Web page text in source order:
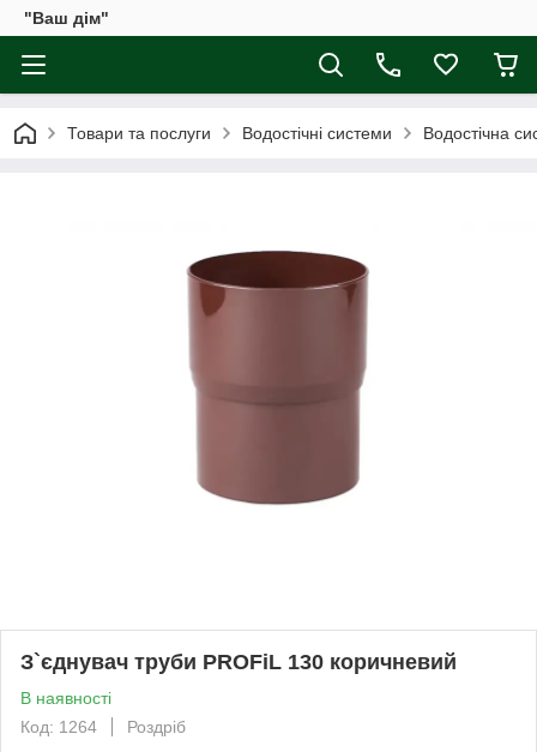
"Ваш дім"
Товари та послуги Водостічні системи Водостічна
З`єднувач труби PROFiL 130 коричневий
В наявності
Код: 1264
Роздріб